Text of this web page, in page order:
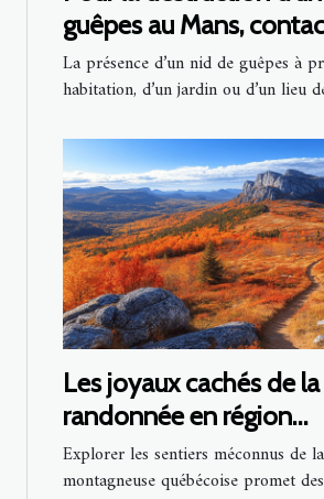
guêpes au Mans,
Sherlock Détecte !
La présence d’un nid de guêpes à
habitation, d’un jardin ou d’un lieu
Les joyaux cachés de la
randonnée en région
montagneuse
Explorer les sentiers méconnus de
montagneuse québécoise promet